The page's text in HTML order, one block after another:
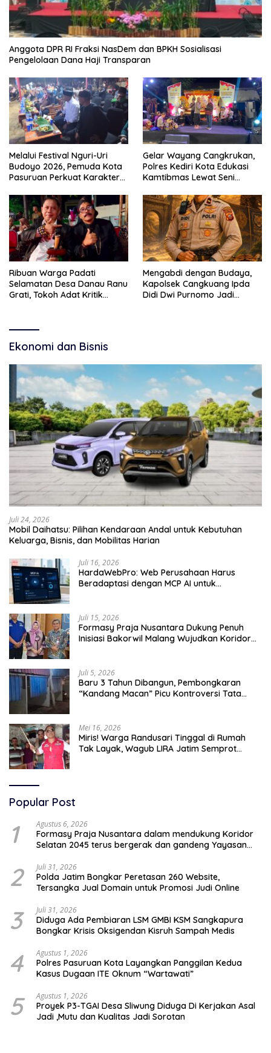
Anggota DPR RI Fraksi NasDem dan BPKH Sosialisasi
Pengelolaan Dana Haji Transparan
Melalui Festival Nguri-Uri
Budoyo 2026, Pemuda Kota
Pasuruan Perkuat Karakter
Narkoba
Gelar Wayang Cangkrukan,
Polres Kediri Kota Edukasi
Kamtibmas Lewat Seni
Ribuan Warga Padati
Selamatan Desa Danau Ranu
Grati, Tokoh Adat Kritik
Mengabdi dengan Budaya,
Kapolsek Cangkuang Ipda
Didi Dwi Purnomo Jadi
Ekonomi dan Bisnis
Juli 24, 2026
Mobil Daihatsu: Pilihan Kendaraan Andal untuk Kebutuhan
Keluarga, Bisnis, dan Mobilitas Harian
Juli 16, 2026
HardaWebPro: Web Perusahaan Harus
Beradaptasi dengan MCP AI untuk
Juli 15, 2026
Formasy Praja Nusantara Dukung Penuh
Inisiasi Bakorwil Malang Wujudkan Koridor
Juli 5, 2026
Baru 3 Tahun Dibangun, Pembongkaran
“Kandang Macan” Picu Kontroversi Tata
Mei 16, 2026
Miris! Warga Randusari Tinggal di Rumah
Tak Layak, Wagub LIRA Jatim Semprot
Popular Post
1 Agustus 6, 2026
Formasy Praja Nusantara dalam mendukung Koridor
Selatan 2045 terus bergerak dan gandeng Yayasan
2 Juli 31, 2026
Polda Jatim Bongkar Peretasan 260 Website,
Tersangka Jual Domain untuk Promosi Judi Online
3 Juli 31, 2026
Diduga Ada Pembiaran LSM GMBI KSM Sangkapura
Bongkar Krisis Oksigendan Kisruh Sampah Medis
4 Agustus 1, 2026
Polres Pasuruan Kota Layangkan Panggilan Kedua
Kasus Dugaan ITE Oknum “Wartawati”
5 Agustus 1, 2026
Proyek P3-TGAI Desa Sliwung Diduga Di Kerjakan Asal
Jadi ,Mutu dan Kualitas Jadi Sorotan